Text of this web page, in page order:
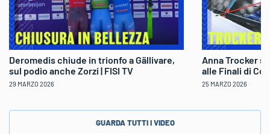
Deromedis chiude in trionfo a Gällivare,
sul podio anche Zorzi | FISI TV
29 MARZO 2026
Anna Trocker
alle Finali di
25 MARZO 2026
GUARDA TUTTI I VIDEO